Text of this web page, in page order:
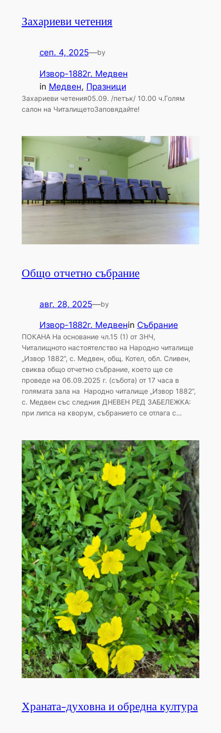
Захариеви четения
сеп. 4, 2025—by
Извор-1882г. Медвен
in Медвен, Празници
Захариеви четения05.09. /петък/ 10.00 ч.Голям
салон на ЧиталищетоЗаповядайте!
Общо отчетно събрание
авг. 28, 2025—by
Извор-1882г. Медвенin Събрание
ПОКАНА На основание чл.15 (1) от ЗНЧ,
Читалищното настоятелство на Народно читалище
„Извор 1882“, с. Медвен, общ. Котел, обл. Сливен,
свиква общо отчетно събрание, което ще се
проведе на 06.09.2025 г. (събота) от 17 часа в
голямата зала на Народно читалище „Извор 1882“,
с. Медвен със следния ДНЕВЕН РЕД ЗАБЕЛЕЖКА:
при липса на кворум, събранието се отлага с…
Храната-духовна и обредна култура